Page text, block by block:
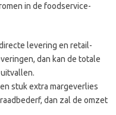
in de foodservice-
levering en retail-
dan kan de totale
stuk extra margeverlies
dan zal de omzet